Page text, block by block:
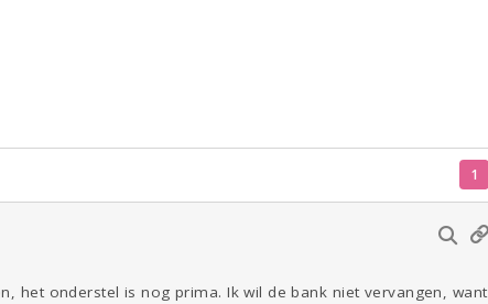
Beauty
Thuis
1
het onderstel is nog prima. Ik wil de bank niet vervangen, want